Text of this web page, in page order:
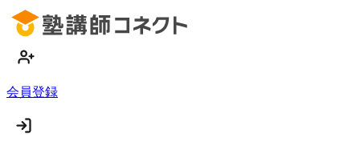
会員登録